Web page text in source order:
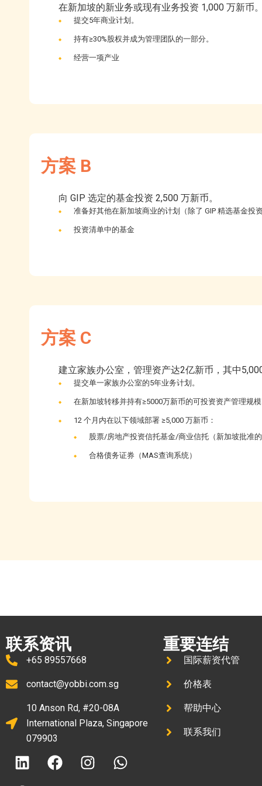
在新加坡的新业务或现有业务投资 1,000 万新币
提交5年商业计划。
持有≥30%股权并成为管理团队的一部分。
经营一项产业
方案 B
向 GIP 选定的基金投资 2,500 万新币。
准备好其他在新加坡商业的计划（除了 GIP 精选基金投
投资清单中的基金
方案 C
建立家族办公室，管理资产达2亿新币，其中
提交单一家族办公室的5年业务计划。
在新加坡转移并持有≥5000万新币的可投资资产管理规
12 个月内在以下领域部署 ≥5,000 万新币：
股票/房地产投资信托基金/商业信托（新加坡批准
合格债务证券（MAS查询系统）
联系资讯
+65 89557668
contact@yobbi.com.sg
10 Anson Rd, #20-08A
International Plaza, Singapore
079903
重要连结
国际薪资代管
价格表
帮助中心
联系我们